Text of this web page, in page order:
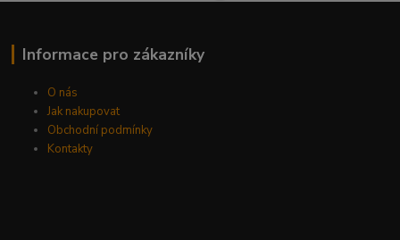
Informace pro zákazníky
O nás
Jak nakupovat
Obchodní podmínky
Kontakty